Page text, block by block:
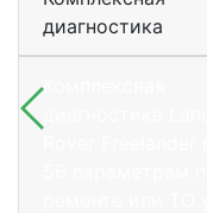
диагностика
Комплексная